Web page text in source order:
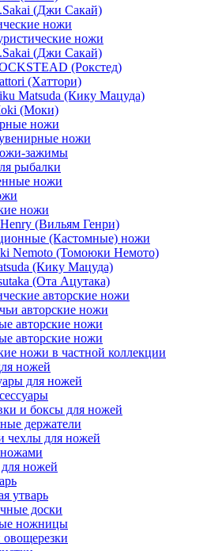
(Джи Сакай)
ножи
ножи
(Джи Сакай)
(Рокстед)
(Хаттори)
Matsuda (Кику Мацуда)
(Моки)
ножи
ножи
зажимы
рыбалки
ножи
ножи
(Вильям Генри)
(Кастомные) ножи
Nemoto (Томоюки Немото)
(Кику Мацуда)
(Ота Ацутака)
авторские ножи
авторские ножи
авторские ножи
авторские ножи
ножи в частной коллекции
ножей
для ножей
и боксы для ножей
держатели
чехлы для ножей
ножами
ножей
утварь
доски
ножницы
овощерезки